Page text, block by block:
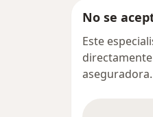
No se
Este
aseguradora.